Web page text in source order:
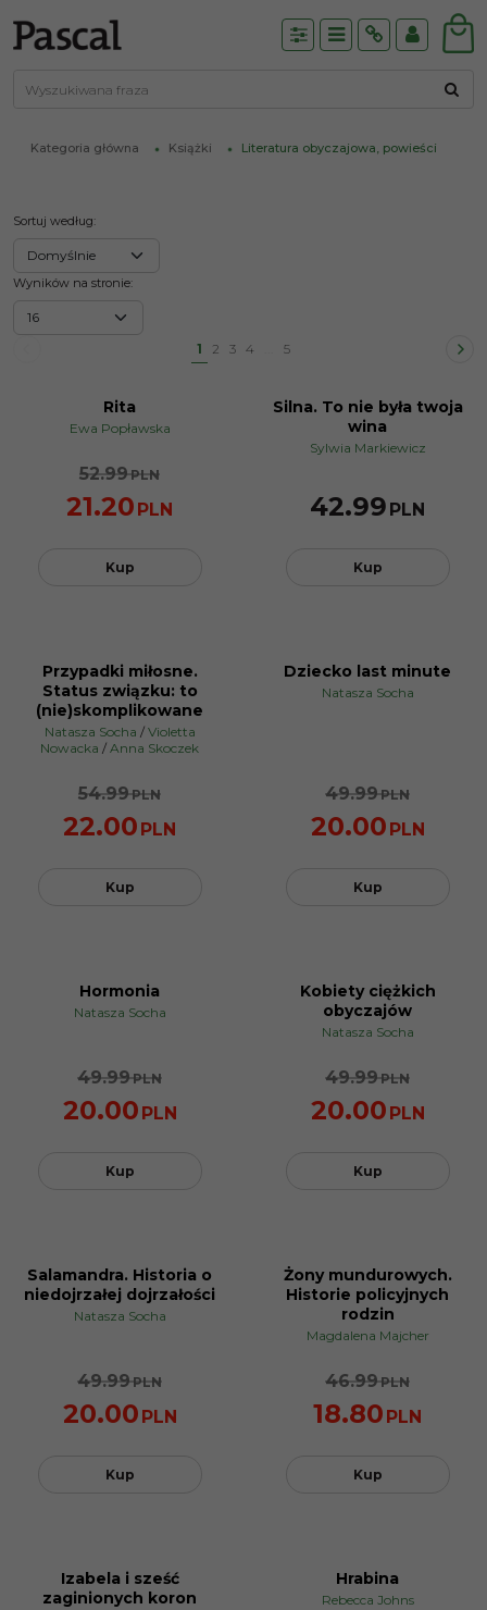
PanelMenuInfoPanel
Kategoria główna Książki Literatura obyczajowa, powieści
Sortuj według:
Wyników na stronie:
1 2 3 4 5
Rita
Ewa Popławska
52.99PLN
21.20 PLN
Kup
Silna. To nie była twoja
wina
Sylwia Markiewicz
42.99 PLN
Kup
PROMOCJA
Przypadki miłosne.
Status związku: to
(nie)skomplikowane
Natasza Socha / Violetta
Nowacka / Anna Skoczek
54.99PLN
22.00 PLN
Kup
Dziecko last minute
Natasza Socha
49.99PLN
20.00 PLN
Kup
Hormonia
Natasza Socha
49.99PLN
20.00 PLN
Kup
PROMOCJA
Kobiety ciężkich
obyczajów
Natasza Socha
49.99PLN
20.00 PLN
Kup
PROMOCJA
Salamandra. Historia o
niedojrzałej dojrzałości
Natasza Socha
49.99PLN
20.00 PLN
Kup
PROMOCJA
Żony mundurowych.
Historie policyjnych
rodzin
Magdalena Majcher
46.99PLN
18.80 PLN
Kup
PROMOCJA
Izabela i sześć
zaginionych koron
Hrabina
Rebecca Johns